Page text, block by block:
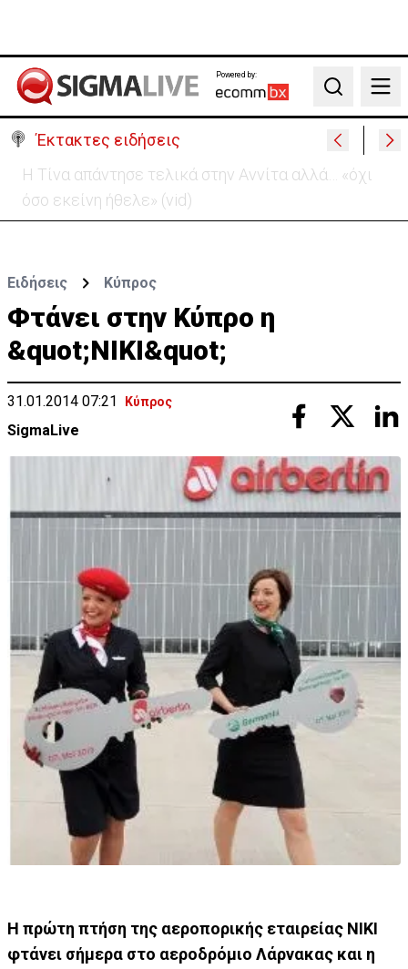
Powered by:
Search
Έκτακτες ειδήσεις
Στο «κίτρινο» η Κύπρος- Νέα προειδοποίηση για
εξαιρετικά υψηλές θερμοκρασίες
Ειδήσεις Κύπρος
Φτάνει στην Κύπρο η
&quot;ΝΙΚΙ&quot;
31.01.2014 07:21 Κύπρος
SigmaLive
Η πρώτη πτήση της αεροπορικής εταιρείας ΝΙΚΙ
φτάνει σήμερα στο αεροδρόμιο Λάρνακας και η